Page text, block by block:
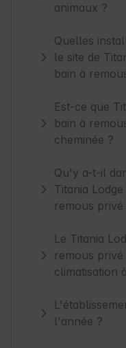
animaux ?
Quelles
le site de
bain à
Est-ce que
bain à
cheminée ?
Qu'y a-t-il
Titania
remous privé
Le Titania
remous
climatisation
l'année ?